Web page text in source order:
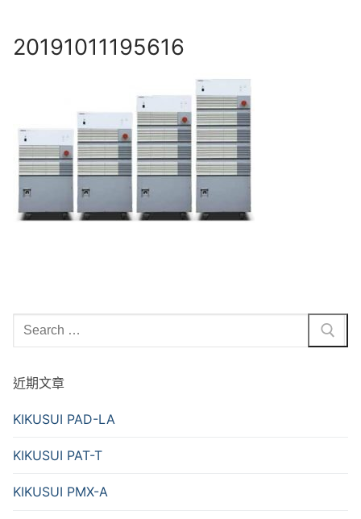
content
20191011195616
Search
近期文章
KIKUSUI PAD-LA
KIKUSUI PAT-T
KIKUSUI PMX-A